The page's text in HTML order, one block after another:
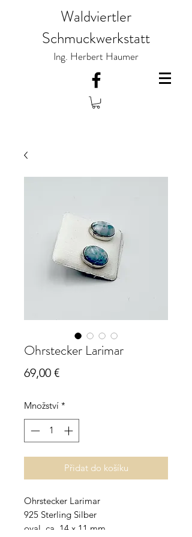
Waldviertler
Schmuckwerkstatt
Ing. Herbert Haumer
Ohrstecker Larimar
69,00 €Cena
Množství *
Přidat do košíku
Ohrstecker Larimar
925 Sterling Silber
oval, ca. 14 x 11 mm